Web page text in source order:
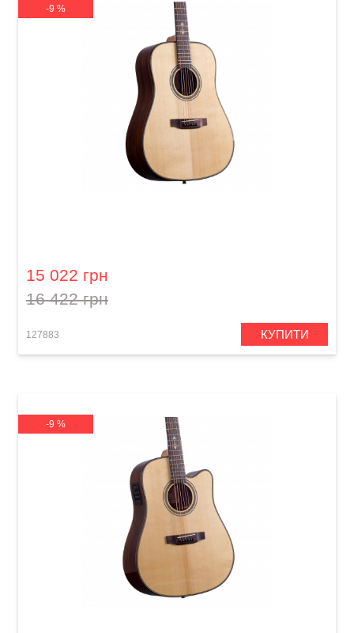
-9 %
15 022 грн
16 422 грн
127883 КУПИТИ
-9 %